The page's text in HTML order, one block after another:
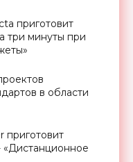
приготовит
три минуты при
в области
приготовит